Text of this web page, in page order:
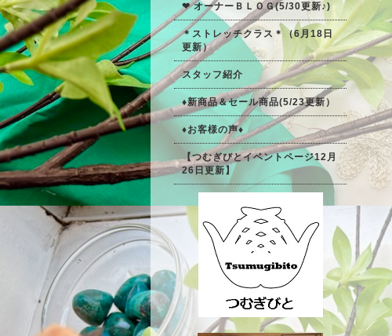
❤ オーナーＢＬＯＧ(5/30更新♪)
＊ストレッチクラス＊（6月18日
更新）
スタッフ紹介
♦新商品＆セール商品(5/23更新）
♦お客様の声♦
【つむぎびとイベントページ12月
26日更新】